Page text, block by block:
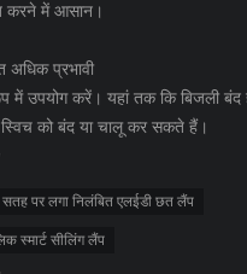
करने में आसान।
प्रभावी
उपयोग करें। यहां तक ​​कि बिजली बंद
को बंद या चालू कर सकते हैं।
सतह पर लगा निलंबित एलईडी छत लैंप
स्मार्ट सीलिंग लैंप